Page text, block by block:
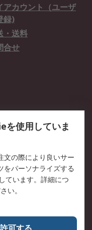
アカウント（ユーザ
録)
・送料
合せ
情報
ポレートサイト
歴史
を使用していま
文の際により良いサー
をパーソナライズする
ています。詳細につ
い。